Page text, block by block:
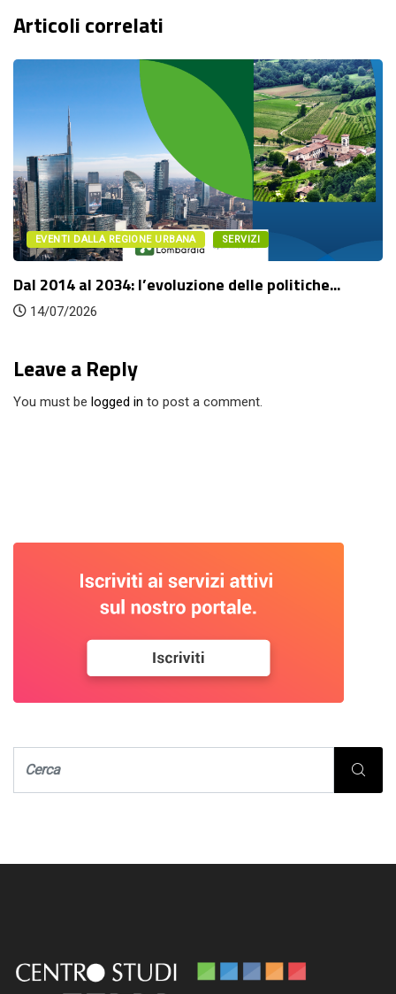
Articoli correlati
EVENTI DALLA REGIONE URBANA SERVIZI
Dal 2014 al 2034: l’evoluzione delle politiche...
14/07/2026
Leave a Reply
You must be logged in to post a comment.